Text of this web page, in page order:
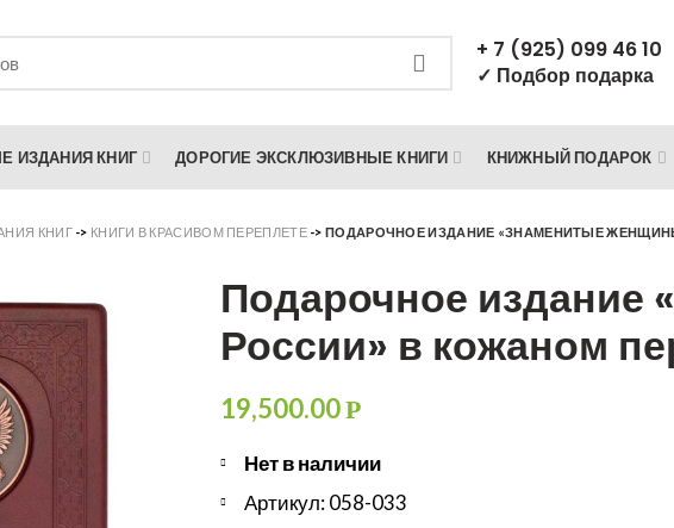
+ 7 (925) 099 46 10
✓ Подбор подарка
ИЗДАНИЯ КНИГ ДОРОГИЕ ЭКСКЛЮЗИВНЫЕ КНИГИ КНИЖНЫЙ ПОДАРОК
КНИГ-> КНИГИ В КРАСИВОМ ПЕРЕПЛЕТЕ->ПОДАРОЧНОЕ ИЗДАНИЕ «ЗНАМЕНИТЫЕ
Подарочное
России» в кожаном
19,500.00Р
Нет в наличии
Артикул: 058-033